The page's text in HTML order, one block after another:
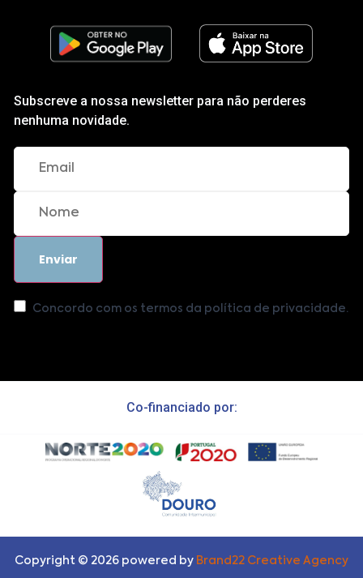
Subscreve a nossa newsletter para não perderes
nenhuma novidade.
Concordo com os termos da política de privacidade.
Co-financiado por:
Copyright © 2026 powered by Brand22 Creative Agency